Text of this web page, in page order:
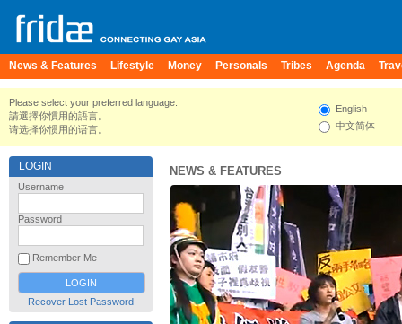
News & Features Lifestyle Money Personals Tribes Agenda
Please select your preferred language.
請選擇你慣用的語言。
请选择你惯用的语言。
English
中文简体
LOGIN
Username
Password
Remember Me
Recover Lost Password
NEWS & FEATURES